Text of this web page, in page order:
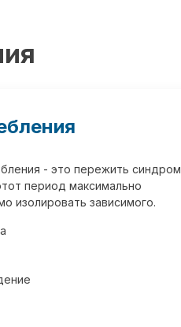
- это пережить синдром
период максимально
изолировать зависимого.